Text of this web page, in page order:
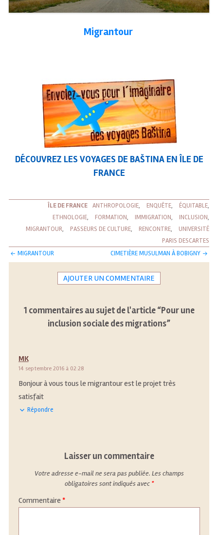
Migrantour
DÉCOUVREZ LES VOYAGES DE BAŠTINA EN ÎLE DE
FRANCE
ÎLE DE FRANCE ANTHROPOLOGIE, ENQUÊTE, ÉQUITABLE,
ETHNOLOGIE, FORMATION, IMMIGRATION, INCLUSION,
MIGRANTOUR, PASSEURS DE CULTURE, RENCONTRE,
UNIVERSITÉ
PARIS DESCARTES
NAVIGATION
MIGRANTOUR CIMETIÈRE MUSULMAN À BOBIGNY
AJOUTER UN COMMENTAIRE
1 commentaires au sujet de l'article “Pour une
inclusion sociale des migrations”
MK
14 septembre 2016 à 02:28
Bonjour à vous tous le migrantour est le projet très
satisfait
Répondre
Laisser un commentaire
Votre adresse e-mail ne sera pas publiée. Les champs
obligatoires sont indiqués avec *
Commentaire *